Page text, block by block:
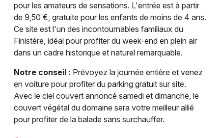
pour les amateurs de sensations. L'entrée est à partir
de 9,50 €, gratuite pour les enfants de moins de 4 ans.
Ce site est l'un des incontournables familiaux du
Finistère, idéal pour profiter du week-end en plein air
dans un cadre historique et naturel remarquable.
Notre conseil : Prévoyez la journée entière et venez
en voiture pour profiter du parking gratuit sur site.
Avec le ciel couvert annoncé samedi et dimanche, le
couvert végétal du domaine sera votre meilleur allié
pour profiter de la balade sans surchauffer.